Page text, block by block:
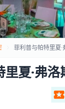
菲利普与帕特里夏
夏·弗